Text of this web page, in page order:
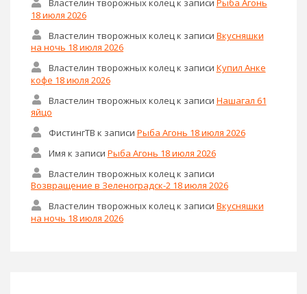
Властелин творожных колецк записи Рыба Агонь
18 июля 2026
Властелин творожных колец к записи Вкусняшки
на ночь 18 июля 2026
Властелин творожных колецк записи Купил Анке
кофе 18 июля 2026
Властелин творожных колец к записи Нашагал 61
яйцо
ФистингТВ к записи Рыба Агонь 18 июля 2026
Имя к записи Рыба Агонь 18 июля 2026
Властелин творожных колец к записи
Возвращение в Зеленоградск-2 18 июля 2026
Властелин творожных колецк записи Вкусняшки
на ночь 18 июля 2026